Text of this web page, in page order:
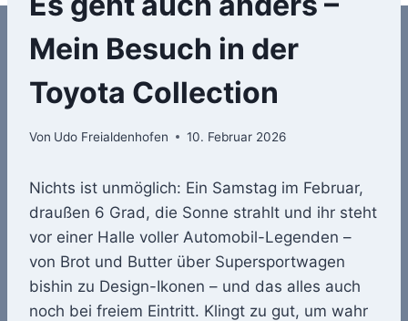
Mein Besuch in der
Toyota Collection
Von Udo Freialdenhofen 10. Februar 2026
Nichts ist unmöglich: Ein Samstag im Februar,
draußen 6 Grad, die Sonne strahlt und ihr steht
vor einer Halle voller Automobil-Legenden –
von Brot und Butter über Supersportwagen
bishin zu Design-Ikonen – und das alles auch
noch bei freiem Eintritt. Klingt zu gut, um wahr